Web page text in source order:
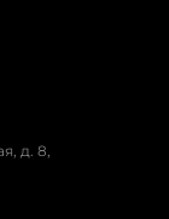
д. 8,